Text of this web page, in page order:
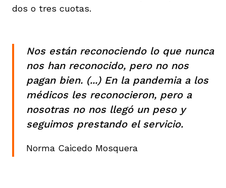
dos o tres cuotas.
Nos están reconociendo lo que nunca
nos han reconocido, pero no nos
pagan bien. (...) En la pandemia a los
médicos les reconocieron, pero a
nosotras no nos llegó un peso y
seguimos prestando el servicio.
Norma Caicedo Mosquera